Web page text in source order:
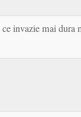
invazie mai dura